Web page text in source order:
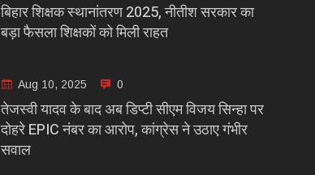
बिहार शिक्षक स्थानांतरण 2025, नीतीश सरकार का
बड़ा फैसला शिक्षकों को मिली राहत
Aug 10, 2025 0
तेजस्वी यादव के बाद अब डिप्टी सीएम विजय सिन्हा पर
दोहरे EPIC नंबर का आरोप, कांग्रेस ने उठाए गंभीर
सवाल